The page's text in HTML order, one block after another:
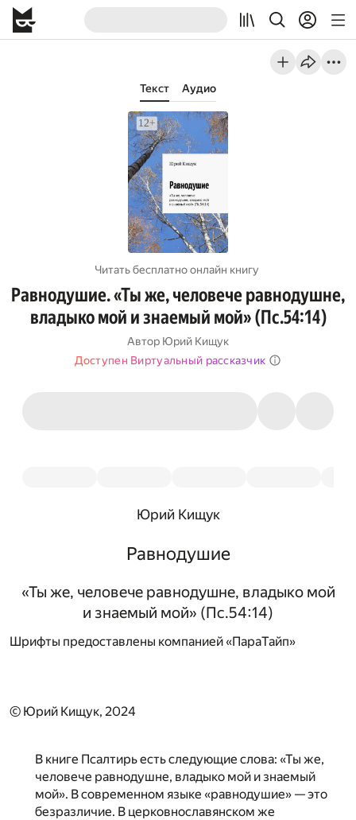
Текст Аудио
Читать бесплатно онлайн книгу
Равнодушие. «Ты же, человече равнодушне,
владыко мой и знаемый мой» (Пс.54:14)
Автор Юрий Кищук
Доступен Виртуальный рассказчик
Юрий Кищук
Равнодушие
«Ты же, человече равнодушне, владыко мой
и знаемый мой» (Пс.54:14)
Шрифты предоставлены компанией «ПараТайп»
© Юрий Кищук, 2024
В книге Псалтирь есть следующие слова: «Ты же,
человече равнодушне, владыко мой и знаемый
мой». В современном языке «равнодушие» — это
безразличие. В церковнославянском же